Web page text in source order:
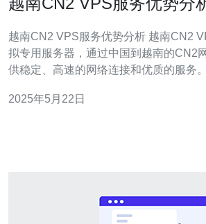
越南CN2 VPS服务优势分析 越南CN2 VPS服务是一种虚
拟专用服务器，通过中国到越南的CN2
供稳定、高速的网络连接和优质的服务
一定优势，相比于其他地区的VPS服务
2025年5月22日